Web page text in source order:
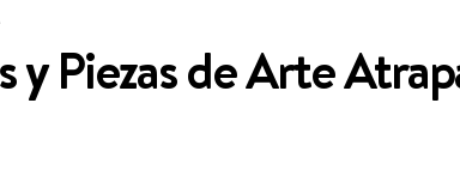
y Piezas de Arte